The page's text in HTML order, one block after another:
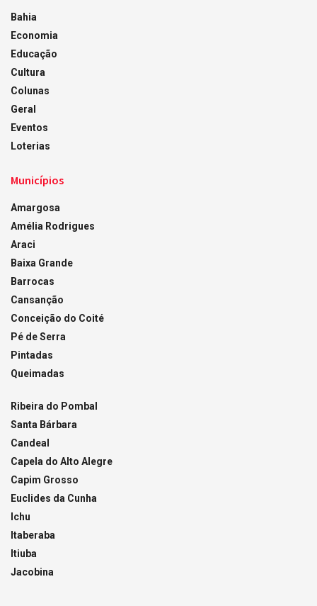
Bahia
Economia
Educação
Cultura
Colunas
Geral
Eventos
Loterias
Municípios
Amargosa
Amélia Rodrigues
Araci
Baixa Grande
Barrocas
Cansanção
Conceição do Coité
Pé de Serra
Pintadas
Queimadas
Ribeira do Pombal
Santa Bárbara
Candeal
Capela do Alto Alegre
Capim Grosso
Euclides da Cunha
Ichu
Itaberaba
Itiuba
Jacobina